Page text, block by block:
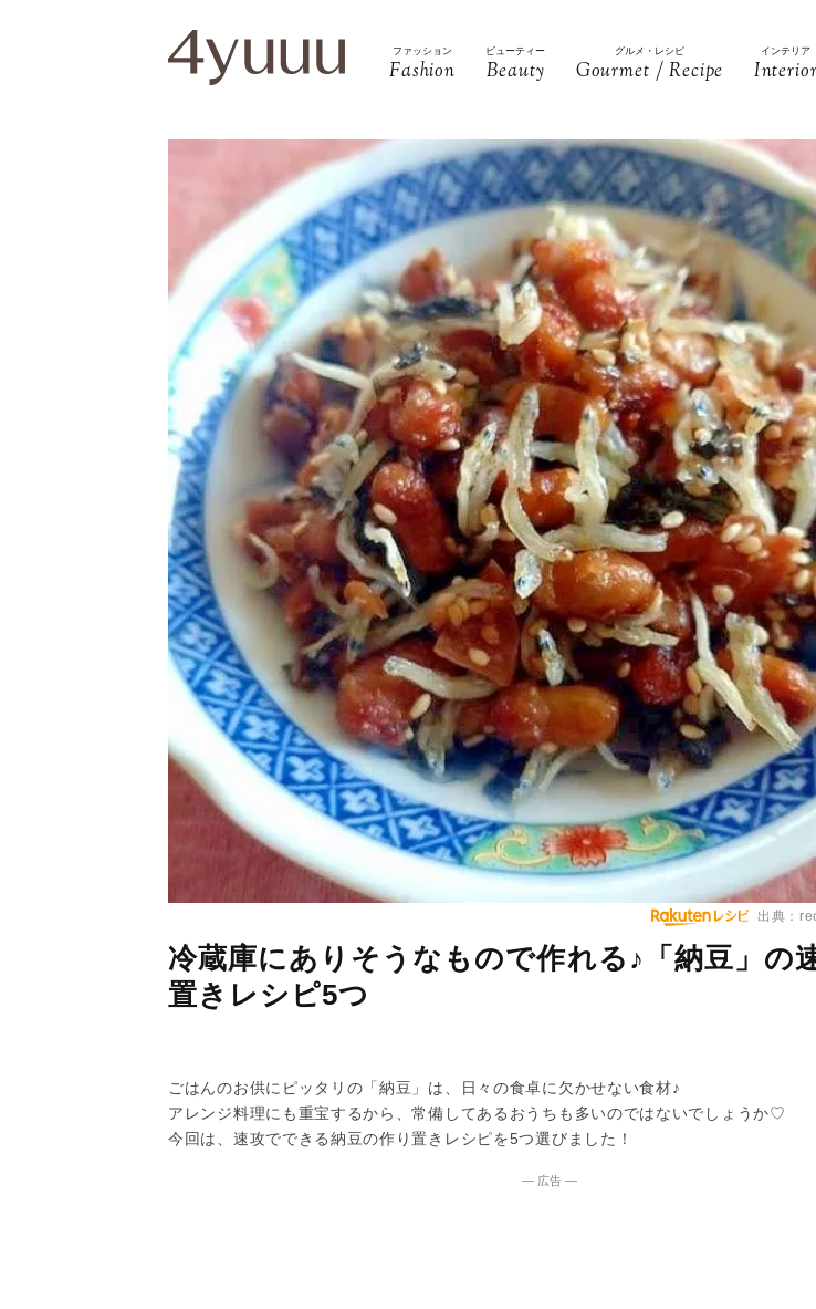
ファッション
Fashion
ビューティー
Beauty
グルメ・レシピ
Gourmet / Recipe
インテリア
Interior
出典：
冷蔵庫にありそうなもので作れる♪「納豆」の
置きレシピ5つ
ごはんのお供にピッタリの「納豆」は、日々の食卓に欠かせない食材♪
アレンジ料理にも重宝するから、常備してあるおうちも多いのではないでしょうか♡
今回は、速攻でできる納豆の作り置きレシピを5つ選びました！
― 広告 ―